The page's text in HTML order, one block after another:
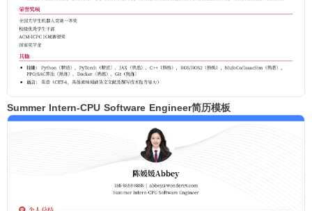
Summer Intern-CPU Software Engineer简历模板